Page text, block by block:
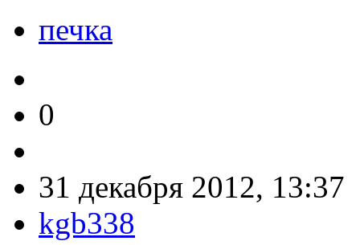
печка
0
31 декабря 2012, 13:37
kgb338